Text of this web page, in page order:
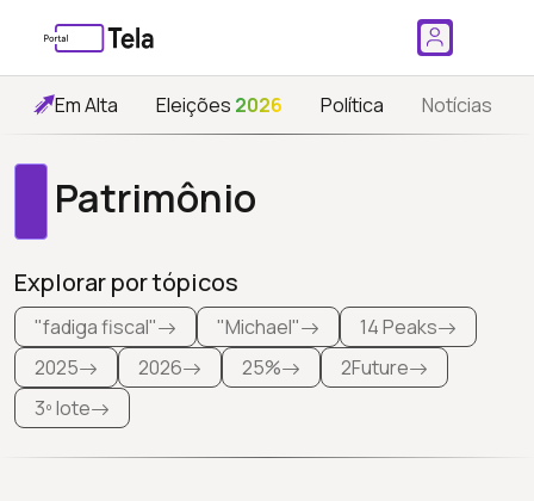
Em Alta Eleições 2026 Política Notícias
Patrimônio
Explorar por tópicos
"fadiga fiscal" "Michael"
14 Peaks
2025
2026 25%
2Future
3º lote